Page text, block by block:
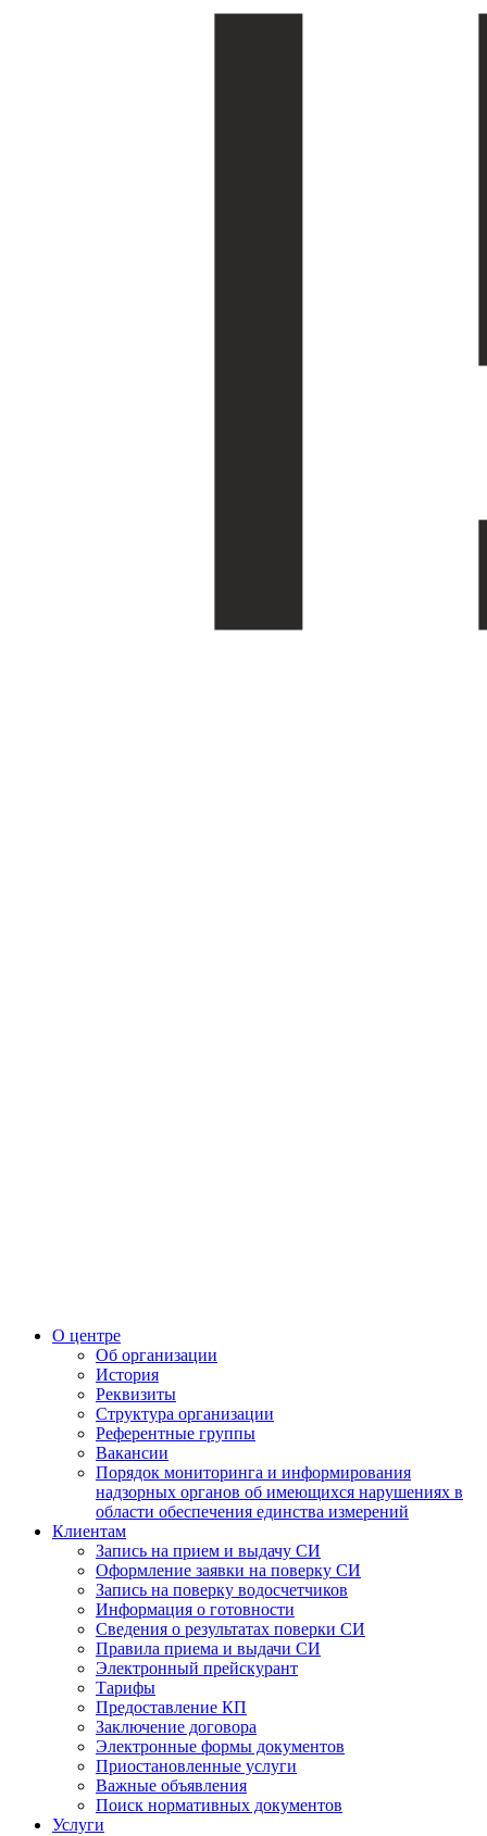
О центре
Об организации
История
Реквизиты
Структура организации
Референтные группы
Вакансии
Порядок мониторинга и информирования
надзорных органов об имеющихся нарушениях в
области обеспечения единства измерений
Клиентам
Запись на прием и выдачу СИ
Оформление заявки на поверку СИ
Запись на поверку водосчетчиков
Информация о готовности
Сведения о результатах поверки СИ
Правила приема и выдачи СИ
Электронный прейскурант
Тарифы
Предоставление КП
Заключение договора
Электронные формы документов
Приостановленные услуги
Важные объявления
Поиск нормативных документов
Услуги